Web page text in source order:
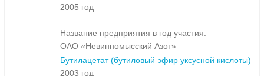
2005 год
Название предприятия в год участия:
ОАО «Невинномысский Азот»
Бутилацетат (бутиловый эфир уксусной кислоты)
2003 год